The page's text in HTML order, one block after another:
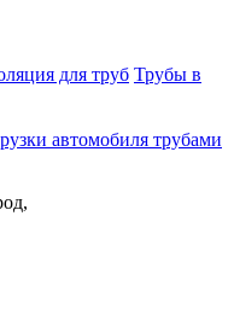
для труб Трубы в
автомобиля трубами